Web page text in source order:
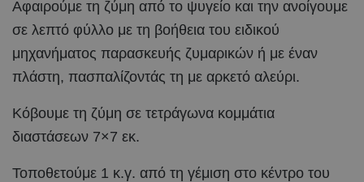
Αφαιρούμε τη ζύμη από το ψυγείο και την ανοίγουμε
σε λεπτό φύλλο με τη βοήθεια του ειδικού
μηχανήματος παρασκευής ζυμαρικών ή με έναν
πλάστη, πασπαλίζοντάς τη με αρκετό αλεύρι.
Κόβουμε τη ζύμη σε τετράγωνα κομμάτια
διαστάσεων 7×7 εκ.
Τοποθετούμε 1 κ.γ. από τη γέμιση στο κέντρο του